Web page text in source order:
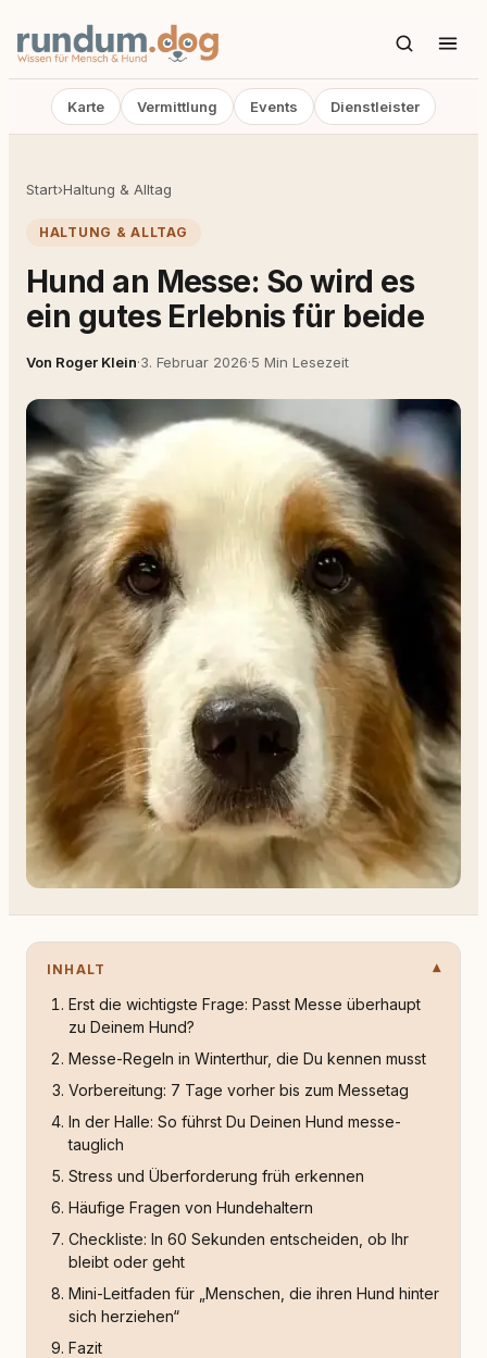
Karte Vermittlung Events Dienstleister
Start›Haltung & Alltag
HALTUNG & ALLTAG
Hund an Messe: So wird es
ein gutes Erlebnis für beide
Von Roger Klein·3. Februar 2026·5 Min Lesezeit
INHALT
Erst die wichtigste Frage: Passt Messe überhaupt
zu Deinem Hund?
Messe-Regeln in Winterthur, die Du kennen musst
Vorbereitung: 7 Tage vorher bis zum Messetag
In der Halle: So führst Du Deinen Hund messe-
tauglich
Stress und Überforderung früh erkennen
Häufige Fragen von Hundehaltern
Checkliste: In 60 Sekunden entscheiden, ob Ihr
bleibt oder geht
Mini-Leitfaden für „Menschen, die ihren Hund hinter
sich herziehen“
Fazit